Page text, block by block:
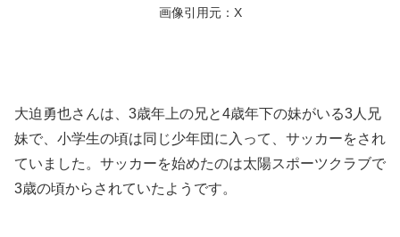
画像引用元：X
大迫勇也さんは、3歳年上の兄と4歳年下の妹がいる3人兄
妹で、小学生の頃は同じ少年団に入って、サッカーをされ
ていました。サッカーを始めたのは太陽スポーツクラブで
3歳の頃からされていたようです。